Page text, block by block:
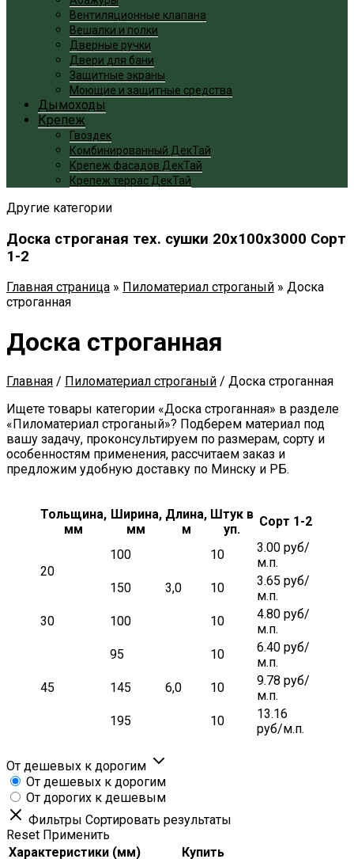
Вентиляционные клапана
Вешалки и полки
Дверные ручки
Двери для бани
Защитные экраны
Моющие и защитные средства
Дымоходы
Крепеж
Гвоздек
Комбинированный ДекТай
Крепеж фасадов ДекТай
Крепеж террас ДекТай
Другие категории
Доска строганая тех. сушки 20x100x3000 Сорт
1-2
Главная страница » Пиломатериал строганый » Доска
строганная
Доска строганная
Главная / Пиломатериал строганый / Доска строганная
Ищете товары категории «Доска строганная» в разделе
«Пиломатериал строганый»? Подберем материал под
вашу задачу, проконсультируем по размерам, сорту и
особенностям применения, рассчитаем заказ и
предложим удобную доставку по Минску и РБ.
Тольщина,
мм
Ширина,
мм
Длина,
м
Штук в
уп.
Сорт 1-2
20
100
3,0
10
3.00 руб/
м.п.
150
10
3.65 руб/
м.п.
30
100 10
4.80 руб/
м.п.
45
95
6,0
10
6.40 руб/
м.п.
145
10
9.78 руб/
м.п.
195
10
13.16
руб/м.п.
От дешевых к дорогим
От дешевых к дорогим
От дорогих к дешевым
Фильтры Сортировать результаты
Reset Применить
Характеристики (мм)
Купить